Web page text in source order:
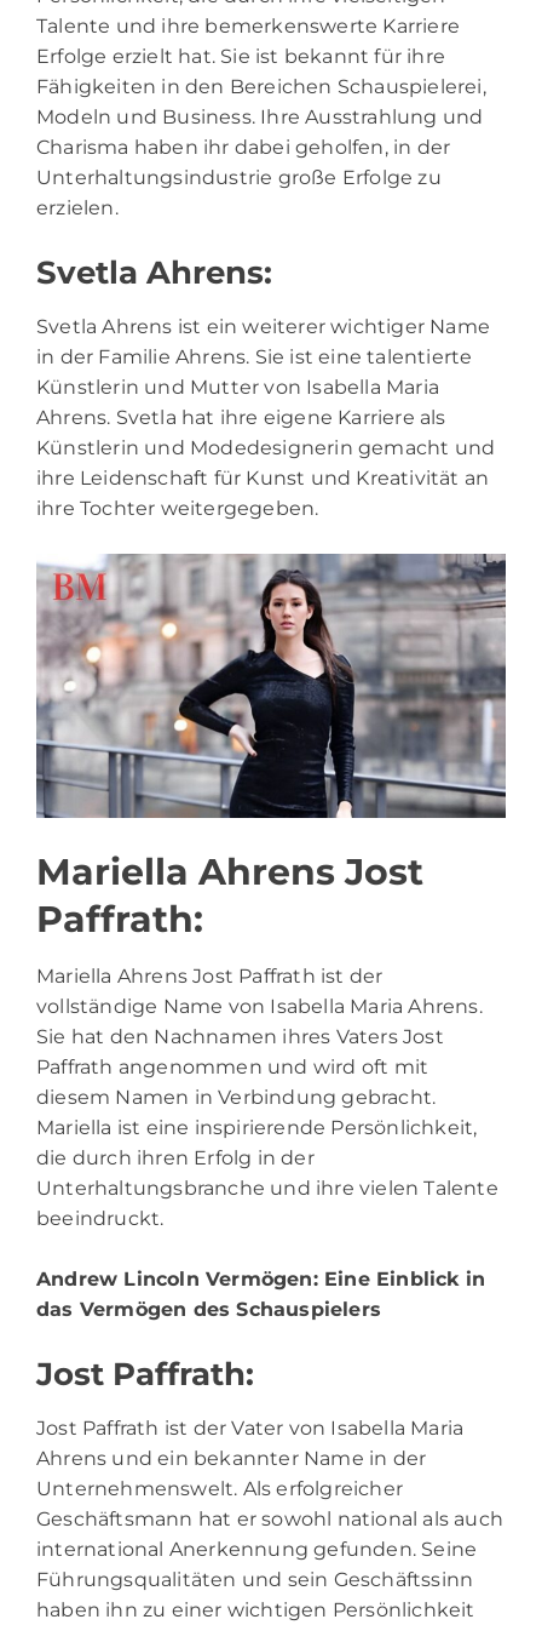
Talente und ihre bemerkenswerte Karriere
Erfolge erzielt hat. Sie ist bekannt für ihre
Fähigkeiten in den Bereichen Schauspielerei,
Modeln und Business. Ihre Ausstrahlung und
Charisma haben ihr dabei geholfen, in der
Unterhaltungsindustrie große Erfolge zu
erzielen.
Svetla Ahrens:
Svetla Ahrens ist ein weiterer wichtiger Name
in der Familie Ahrens. Sie ist eine talentierte
Künstlerin und Mutter von Isabella Maria
Ahrens. Svetla hat ihre eigene Karriere als
Künstlerin und Modedesignerin gemacht und
ihre Leidenschaft für Kunst und Kreativität an
ihre Tochter weitergegeben.
Mariella Ahrens Jost
Paffrath:
Mariella Ahrens Jost Paffrath ist der
vollständige Name von Isabella Maria Ahrens.
Sie hat den Nachnamen ihres Vaters Jost
Paffrath angenommen und wird oft mit
diesem Namen in Verbindung gebracht.
Mariella ist eine inspirierende Persönlichkeit,
die durch ihren Erfolg in der
Unterhaltungsbranche und ihre vielen Talente
beeindruckt.
Andrew Lincoln Vermögen: Eine Einblick in
das Vermögen des Schauspielers
Jost Paffrath:
Jost Paffrath ist der Vater von Isabella Maria
Ahrens und ein bekannter Name in der
Unternehmenswelt. Als erfolgreicher
Geschäftsmann hat er sowohl national als auch
international Anerkennung gefunden. Seine
Führungsqualitäten und sein Geschäftssinn
haben ihn zu einer wichtigen Persönlichkeit